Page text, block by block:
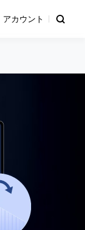
アカウント